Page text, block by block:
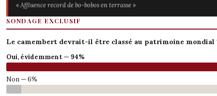
« Affluence record de bo-bobos en terrasse »
SONDAGE EXCLUSIF
Le camembert devrait-il être classé au patrimoine mondial
Oui, évidemment — 94%
Non — 6%